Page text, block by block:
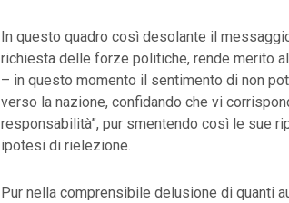
In questo quadro così desolante il
richiesta delle forze politiche, rende merito
– in questo momento il sentimento di non
verso la nazione, confidando che vi
responsabilità”, pur smentendo così le sue
ipotesi di rielezione.
Pur nella comprensibile delusione di quanti